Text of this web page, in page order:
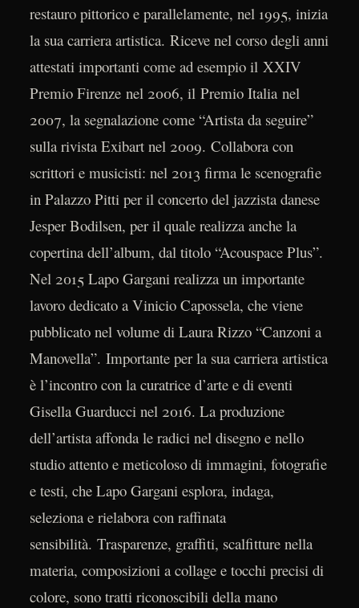
restauro pittorico e parallelamente, nel 1995, inizia
la sua carriera artistica. Riceve nel corso degli anni
attestati importanti come ad esempio il XXIV
Premio Firenze nel 2006, il Premio Italia nel
2007, la segnalazione come “Artista da seguire”
sulla rivista Exibart nel 2009. Collabora con
scrittori e musicisti: nel 2013 firma le scenografie
in Palazzo Pitti per il concerto del jazzista danese
Jesper Bodilsen, per il quale realizza anche la
copertina dell’album, dal titolo “Acouspace Plus”.
Nel 2015 Lapo Gargani realizza un importante
lavoro dedicato a Vinicio Capossela, che viene
pubblicato nel volume di Laura Rizzo “Canzoni a
Manovella”. Importante per la sua carriera artistica
è l’incontro con la curatrice d’arte e di eventi
Gisella Guarducci nel 2016. La produzione
dell’artista affonda le radici nel disegno e nello
studio attento e meticoloso di immagini, fotografie
e testi, che Lapo Gargani esplora, indaga,
seleziona e rielabora con raffinata
sensibilità. Trasparenze, graffiti, scalfitture nella
materia, composizioni a collage e tocchi precisi di
colore, sono tratti riconoscibili della mano